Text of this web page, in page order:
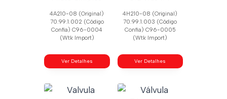
4A210-08 (Original)
70.99.1.002 (Código
Confia) C96-0004
(Wtk Import)
Ver Detalhes
4H210-08 (Original)
70.99.1.003 (Código
Confia) C96-0005
(Wtk Import)
Ver Detalhes